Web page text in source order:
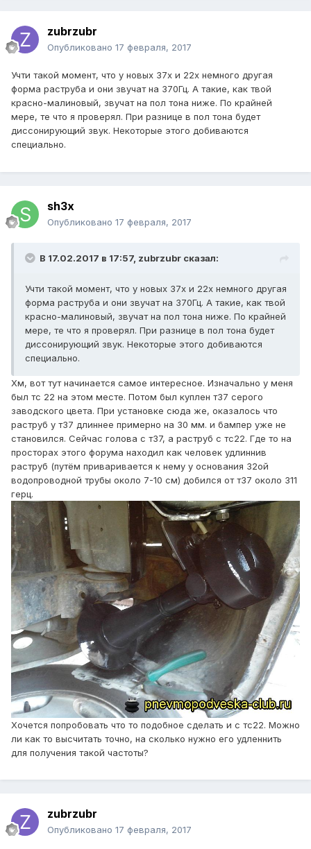
zubrzubr
Опубликовано 17 февраля, 2017
Учти такой момент, что у новых 37х и 22х немного другая
форма раструба и они звучат на 370Гц. А такие, как твой
красно-малиновый, звучат на пол тона ниже. По крайней
мере, те что я проверял. При разнице в пол тона будет
диссонирующий звук. Некоторые этого добиваются
специально.
sh3x
Опубликовано 17 февраля, 2017
В 17.02.2017 в 17:57, zubrzubr сказал:
Учти такой момент, что у новых 37х и 22х немного другая
форма раструба и они звучат на 370Гц. А такие, как твой
красно-малиновый, звучат на пол тона ниже. По крайней
мере, те что я проверял. При разнице в пол тона будет
диссонирующий звук. Некоторые этого добиваются
специально.
Хм, вот тут начинается самое интересное. Изначально у меня
был тс 22 на этом месте. Потом был куплен т37 серого
заводского цвета. При установке сюда же, оказалось что
раструб у т37 длиннее примерно на 30 мм. и бампер уже не
становился. Сейчас голова с т37, а раструб с тс22. Где то на
просторах этого форума находил как человек удлиннив
раструб (путём приваривается к нему у основания 32ой
водопроводной трубы около 7-10 см) добился от т37 около 311
герц.
Хочется попробовать что то подобное сделать и с тс22. Можно
ли как то высчитать точно, на сколько нужно его удленнить
для получения такой частоты?
zubrzubr
Опубликовано 17 февраля, 2017